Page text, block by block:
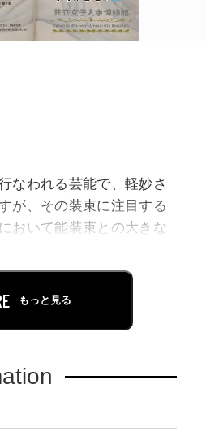
なわれる芸能で、軽妙さ
が、その装束に注目する
おいて能装束との大きな
仕立てられることが多い
狂言装束においては、麻
な動きで描写する狂言
なっているのです。特に
もっと見る